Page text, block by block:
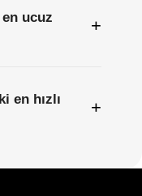
ucuz
+
en hızlı
+